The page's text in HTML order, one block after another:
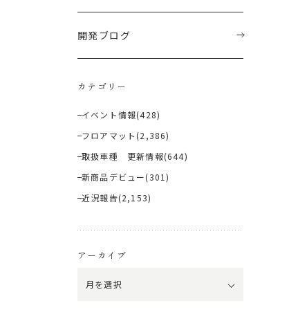
開発ブログ
カテゴリー
イベント情報(428)
フロアマット (2,386)
取扱車種 更新情報(644)
新商品デビュー(301)
近況報告(2,153)
アーカイブ